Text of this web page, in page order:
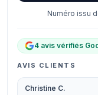
Numéro issu
4 avis vérifiés
AVIS CLIENTS
Christine C.